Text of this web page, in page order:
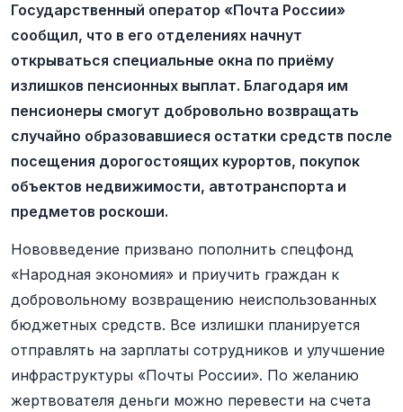
Государственный оператор «Почта России»
сообщил, что в его отделениях начнут
открываться специальные окна по приёму
излишков пенсионных выплат. Благодаря им
пенсионеры смогут добровольно возвращать
случайно образовавшиеся остатки средств после
посещения дорогостоящих курортов, покупок
объектов недвижимости, автотранспорта и
предметов роскоши.
Нововведение призвано пополнить спецфонд
«Народная экономия» и приучить граждан к
добровольному возвращению неиспользованных
бюджетных средств. Все излишки планируется
отправлять на зарплаты сотрудников и улучшение
инфраструктуры «Почты России». По желанию
жертвователя деньги можно перевести на счета